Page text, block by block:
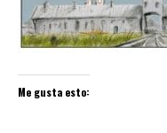
Me gusta esto: